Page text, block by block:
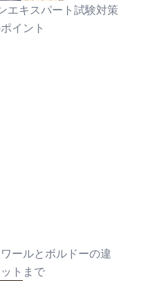
エキスパート試験対策
イント
ールとボルドーの違
トまで